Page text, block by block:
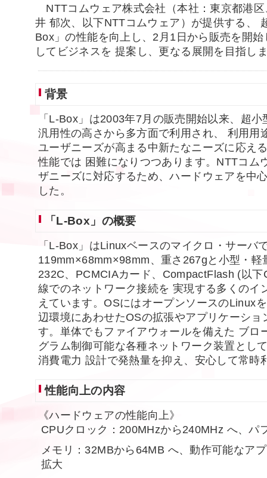
NTTコムウェア株式会社（本社：東京都港
井 郁次、以下NTTコムウェア）が提供する、
Box」の性能を向上し、2月1日から販売を開
してビジネスを 提案し、更なる展開を目指し
背景
「L-Box」は2003年7月の販売開始以来、超
汎用性の高さから多方面で利用され、 利用用
ユーザニーズが高まる中新たなニーズに応え
性能では 困難になりつつあります。NTTコム
ザニーズに対応するため、ハードウェアを中
した。
「L-Box」の概要
「L-Box」はLinuxベースのマイクロ・サーバ
119mm×68mm×98mm、重さ267gと小型・
232C、PCMCIAカード、CompactFlash (以
線でのネットワーク接続を 実現する多くのイ
えています。OSにはオープンソースのLinux
辺環境にあわせたOSの拡張やアプリケーショ
す。単体でもファイアウォールを備えた ブロ
グラム制御可能な各種ネットワーク装置とし
消費電力 設計で発熱量を抑え、安心して常時
性能向上の内容
《ハードウェアの性能向上》
CPUクロック：200MHzから240MHz へ、パ
メモリ：32MBから64MB へ、動作可能なア
拡大